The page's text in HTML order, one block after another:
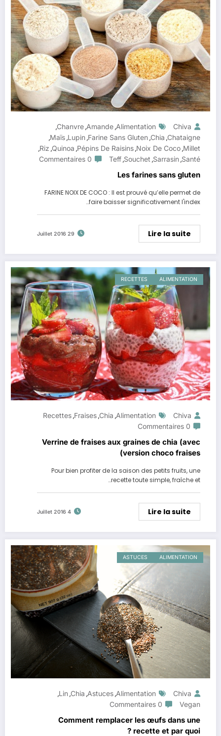
Chiva
Alimentation
,
Amande
,
Chanvre
,
Chataigne
,
Chia
,
Farine Sans Gluten
,
Lupin
,
Maïs
,
Millet
,
Noix De Coco
,
Pépins De Raisins
,
Quinoa
,
Riz
,
Santé
,
Sarrasin
,
Souchet
,
Teff
0 Commentaires
Les farines sans gluten
FARINE NOIX DE COCO : Il est prouvé qu’elle permet de
faire baisser significativement l'index…
Lire la suite
29 Juillet 2016
ALIMENTATION
RECETTES
Chiva
Alimentation
,
Chia
,
Fraises
,
Recettes
0 Commentaires
Verrine de fraises aux graines de chia (avec
version choco fraises)
Pour bien profiter de la saison des petits fruits, une
recette toute simple, fraîche et…
Lire la suite
4 Juillet 2016
ALIMENTATION
ASTUCES
Chiva
Alimentation
,
Astuces
,
Chia
,
Lin
,
Vegan
0 Commentaires
Comment remplacer les œufs dans une
recette et par quoi ?